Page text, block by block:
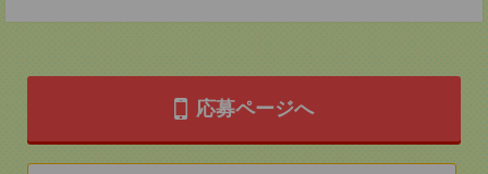
応募ページへ